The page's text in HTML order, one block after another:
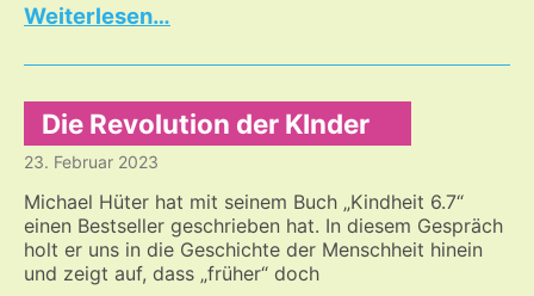
…
mehr
Die Revolution der KInder
23. Februar 2023
Michael Hüter hat mit seinem Buch „Kindheit 6.7“
einen Bestseller geschrieben hat. In diesem Gespräch
holt er uns in die Geschichte der Menschheit hinein
und zeigt auf, dass „früher“ doch